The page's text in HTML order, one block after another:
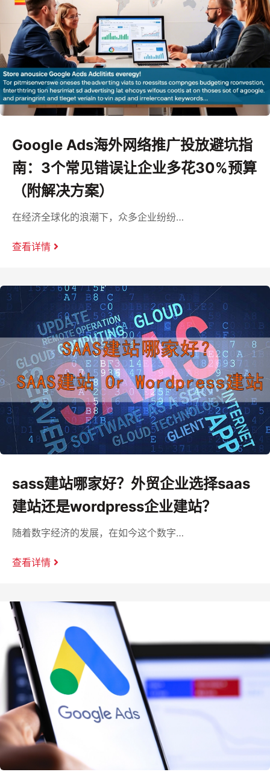
Google Ads海外网络推广投放避坑指
南：3个常见错误让企业多花30%预算
（附解决方案）
在经济全球化的浪潮下，众多企业纷纷…
查看详情
sass建站哪家好？外贸企业选择saas
建站还是wordpress企业建站？
随着数字经济的发展，在如今这个数字…
查看详情